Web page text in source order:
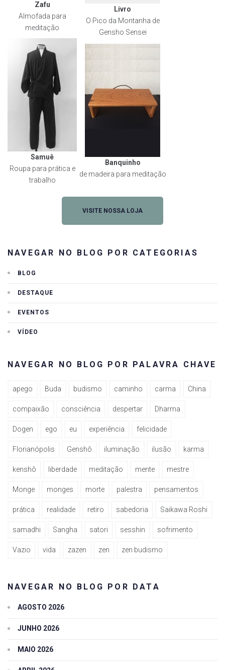
Zafu
Almofada para
meditação
Livro
O Pico da Montanha de
Gensho Sensei
Samuê
Roupa para prática e
trabalho
Banquinho
de madeira para meditação
VISITE NOSSA LOJA
NAVEGAR NO BLOG POR CATEGORIAS
BLOG
DESTAQUE
EVENTOS
VÍDEO
NAVEGAR NO BLOG POR PALAVRA CHAVE
apego Buda budismo caminho carma China
compaixão consciência despertar Dharma
Dogen ego eu experiência felicidade
Florianópolis Genshô iluminação ilusão karma
kenshô liberdade meditação mente mestre
Monge monges morte palestra pensamentos
prática realidade retiro sabedoria Saikawa Roshi
samadhi Sangha satori sesshin sofrimento
Vazio vida zazen zen zen budismo
NAVEGAR NO BLOG POR DATA
AGOSTO 2026
JUNHO 2026
MAIO 2026